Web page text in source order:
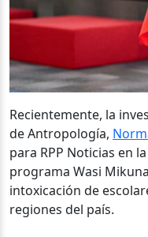
Recientemente, la
de Antropología,
para RPP Noticias en
programa Wasi
intoxicación de
regiones del país.